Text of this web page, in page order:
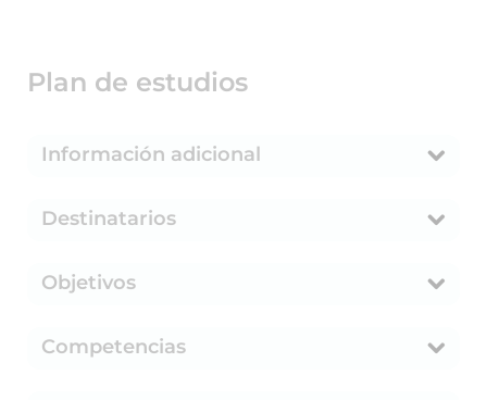
Plan de estudios
Información adicional
Destinatarios
Objetivos
Competencias